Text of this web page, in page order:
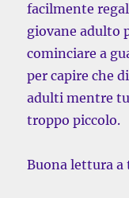
facilmente
giovane adulto
cominciare a
per capire che
adulti mentre
troppo piccolo.
Buona lettura